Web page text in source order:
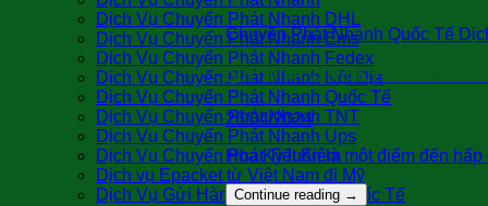
Dịch Vụ Chuyển Phát Nhanh DHL
Dịch Vụ Chuyển Phát Nhanh Ems
Dịch Vụ Chuyển Phát Nhanh Fedex
Dịch Vụ Chuyển Phát Nhanh Nội Địa
Dịch Vụ Chuyển Phát Nhanh Quốc Tế
Dịch Vụ Chuyển Phát Nhanh TNT
Dịch Vụ Chuyển Phát Nhanh Ups
Dịch Vụ Chuyển Phát Tiết Kiệm
Dịch vụ Epacket từ Việt Nam đi Mỹ
Dịch Vụ Gửi Hàng Cá Nhân Đi Quốc Tế
Chuyển Phát Nhanh Quốc Tế
QUY TRÌNH VẬN CHUYỂN HÀNG LẺ
26/04/2024
Hoa Kỳ luôn là một điểm đến
Continue reading →